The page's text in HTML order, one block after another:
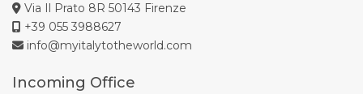
Via Il Prato 8R 50143 Firenze
+39 055 3988627
info@myitalytotheworld.com
Incoming Office